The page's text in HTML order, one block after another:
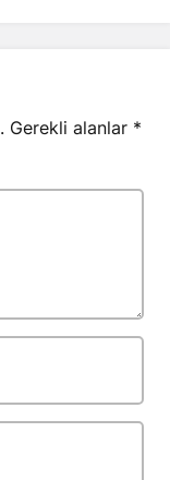
Gerekli alanlar *